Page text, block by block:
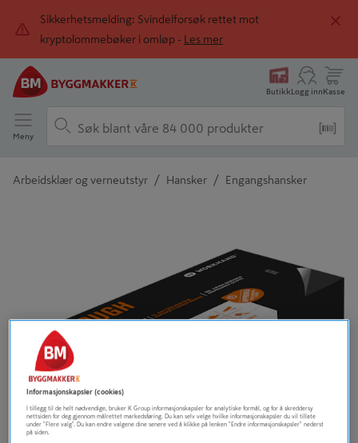
Sikkerhetsmelding: Svindelforsøk rettet mot
kryptolommebøker i omløp -
Les mer
ButikkLogg innKasse
Meny
Arbeidsklær og verneutstyr / Hansker / Engangshansker
Tidligere
Informasjonskapsler (cookies)
I tillegg til de helt nødvendige, bruker K Group informasjonskapsler for analytiske formål, og for å skreddersy
nettsiden for deg gjennom målrettet markedsføring. Du kan selv velge hvilke informasjonskapsler du vil tillate
under "Flere valg". Du kan endre valgene dine senere ved å klikke på lenken "Endre informasjonskapsler" nederst
på siden.